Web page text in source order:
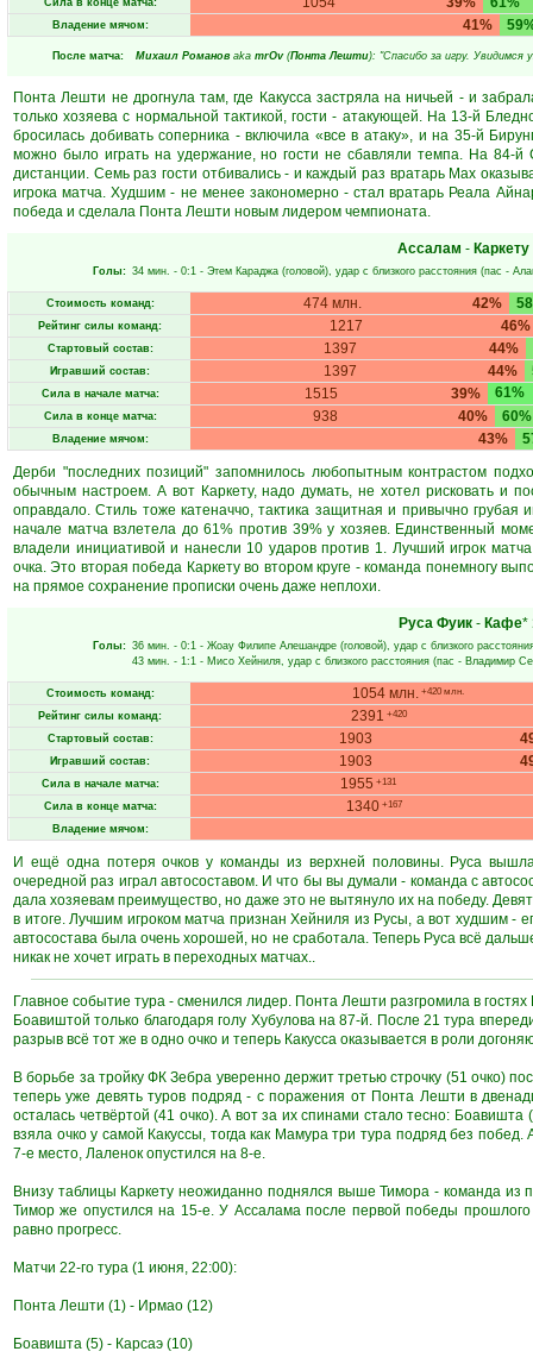
Сила в конце матча:
Владение мячом: 41%
После матча: Михаил Романов aka mrOv (Понта Лешти): "Спасибо за игру. Увидимся
Понта Лешти не дрогнула там, где Какусса застряла на ничьей - и
только хозяева с нормальной тактикой, гости - атакующей. На 13-й
бросилась добивать соперника - включила «все в атаку», и на 35-й
можно было играть на удержание, но гости не сбавляли темпа. На 84-й
дистанции. Семь раз гости отбивались - и каждый раз вратарь Мах
игрока матча. Худшим - не менее закономерно - стал вратарь Реала
победа и сделала Понта Лешти новым лидером чемпионата.
Ассалам - Каркету
Голы: 34 мин. - 0:1 - Этем Караджа (головой), удар с близкого расстояния (пас -
Стоимость команд: 42%
474 млн.
Рейтинг силы команд: 46%
1217
Стартовый состав: 44%
1397
Игравший состав: 44%
1397
Сила в начале матча: 39%
1515 61%
Сила в конце матча: 40%
938 60%
Владение мячом: 43%
Дерби "последних позиций" запомнилось любопытным контрастом
обычным настроем. А вот Каркету, надо думать, не хотел рисковать и
оправдало. Стиль тоже катеначчо, тактика защитная и привычно
начале матча взлетела до 61% против 39% у хозяев. Единственный
владели инициативой и нанесли 10 ударов против 1. Лучший игрок
очка. Это вторая победа Каркету во втором круге - команда понемногу
на прямое сохранение прописки очень даже неплохи.
Руса Фуик - Кафе*
Голы: 36 мин. - 0:1 - Жоау Филипе Алешандре (головой), удар с близкого
43 мин. - 1:1 - Мисо Хейниля, удар с близкого расстояния (пас - Владимир
Стоимость команд: 1054 млн. +420 млн.
Рейтинг силы команд: 2391 +420
Стартовый состав: 1903
Игравший состав: 1903
Сила в начале матча: 1955 +131
Сила в конце матча: 1340+167
Владение мячом:
И ещё одна потеря очков у команды из верхней половины. Руса
очередной раз играл автосоставом. И что бы вы думали - команда с
дала хозяевам преимущество, но даже это не вытянуло их на победу.
в итоге. Лучшим игроком матча признан Хейниля из Русы, а вот худшим -
автосостава была очень хорошей, но не сработала. Теперь Руса всё
никак не хочет играть в переходных матчах..
Главное событие тура - сменился лидер. Понта Лешти разгромила в
Боавиштой только благодаря голу Хубулова на 87-й. После 21 тура
разрыв всё тот же в одно очко и теперь Какусса оказывается в роли
В борьбе за тройку ФК Зебра уверенно держит третью строчку (51 очко)
теперь уже девять туров подряд - с поражения от Понта Лешти в
осталась четвёртой (41 очко). А вот за их спинами стало тесно:
взяла очко у самой Какуссы, тогда как Мамура три тура подряд без
7-е место, Лаленок опустился на 8-е.
Внизу таблицы Каркету неожиданно поднялся выше Тимора - команда из
Тимор же опустился на 15-е. У Ассалама после первой победы
равно прогресс.
Матчи 22-го тура (1 июня, 22:00):
Понта Лешти (1) - Ирмао (12)
Боавишта (5) - Карсаэ (10)